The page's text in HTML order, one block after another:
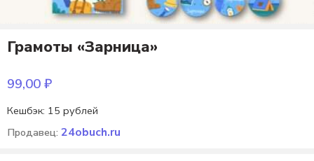
Грамоты «Зарница»
99,00₽
Кешбэк: 15 рублей
Продавец: 24obuch.ru